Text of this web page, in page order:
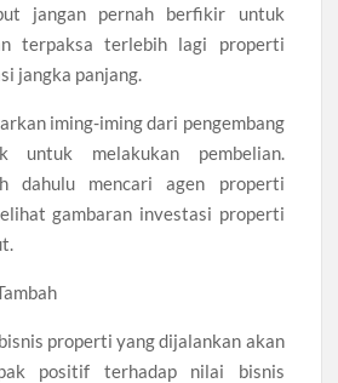
jangan pernah berfikir untuk
terpaksa terlebih lagi properti
jangka panjang.
iming-iming dari pengembang
untuk melakukan pembelian.
dahulu mencari agen properti
gambaran investasi properti
properti yang dijalankan akan
positif terhadap nilai bisnis